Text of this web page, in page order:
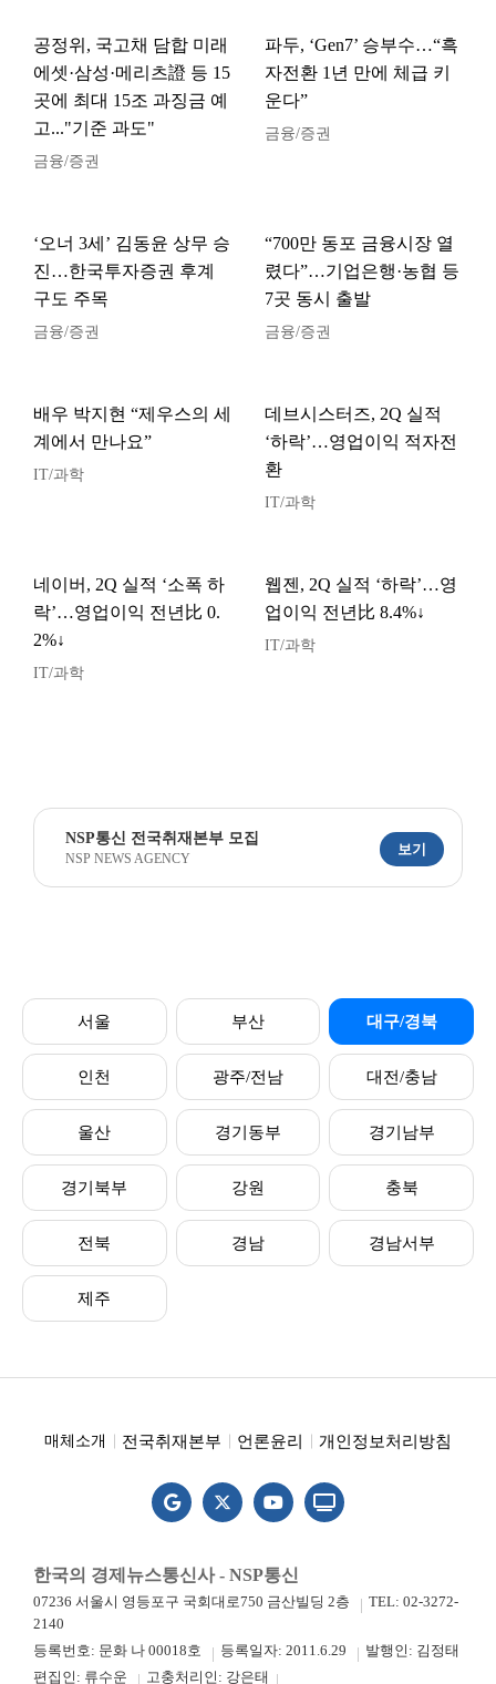
공정위, 국고채 담합 미래
에셋·삼성·메리츠證 등 15
곳에 최대 15조 과징금 예
고..."기준 과도"
금융/증권
파두, ‘Gen7’ 승부수…“흑
자전환 1년 만에 체급 키
운다”
금융/증권
‘오너 3세’ 김동윤 상무 승
진…한국투자증권 후계
구도 주목
금융/증권
“700만 동포 금융시장 열
렸다”…기업은행·농협 등
7곳 동시 출발
금융/증권
배우 박지현 “제우스의 세
계에서 만나요”
IT/과학
데브시스터즈, 2Q 실적
‘하락’…영업이익 적자전
환
IT/과학
네이버, 2Q 실적 ‘소폭 하
락’…영업이익 전년比 0.
2%↓
IT/과학
웹젠, 2Q 실적 ‘하락’…영
업이익 전년比 8.4%↓
IT/과학
NSP통신 전국취재본부 모집
NSP NEWS AGENCY
보기
서울 부산 대구/경북
인천 광주/전남 대전/충남
울산 경기동부 경기남부
경기북부 강원 충북
전북 경남 경남서부
제주
매체소개 전국취재본부 언론윤리 개인정보처리방침
한국의 경제뉴스통신사 - NSP통신
07236 서울시 영등포구 국회대로750 금산빌딩 2층
TEL: 02-3272-
2140
등록번호: 문화 나 00018호
등록일자: 2011.6.29
발행인: 김정태
편집인: 류수운
고충처리인: 강은태